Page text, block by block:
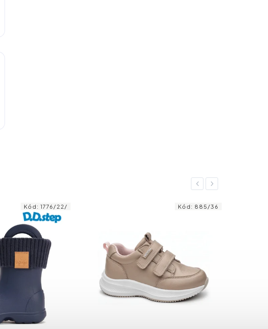
Previous
Kód: 1776/22/ Kód: 885/36
Next